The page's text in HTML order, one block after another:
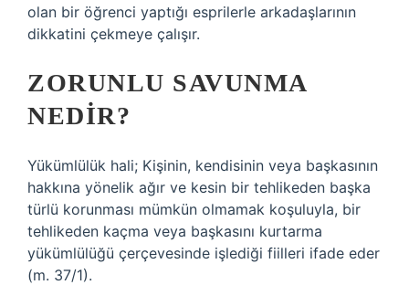
olan bir öğrenci yaptığı esprilerle arkadaşlarının
dikkatini çekmeye çalışır.
ZORUNLU SAVUNMA
NEDIR?
Yükümlülük hali; Kişinin, kendisinin veya başkasının
hakkına yönelik ağır ve kesin bir tehlikeden başka
türlü korunması mümkün olmamak koşuluyla, bir
tehlikeden kaçma veya başkasını kurtarma
yükümlülüğü çerçevesinde işlediği fiilleri ifade eder
(m. 37/1).